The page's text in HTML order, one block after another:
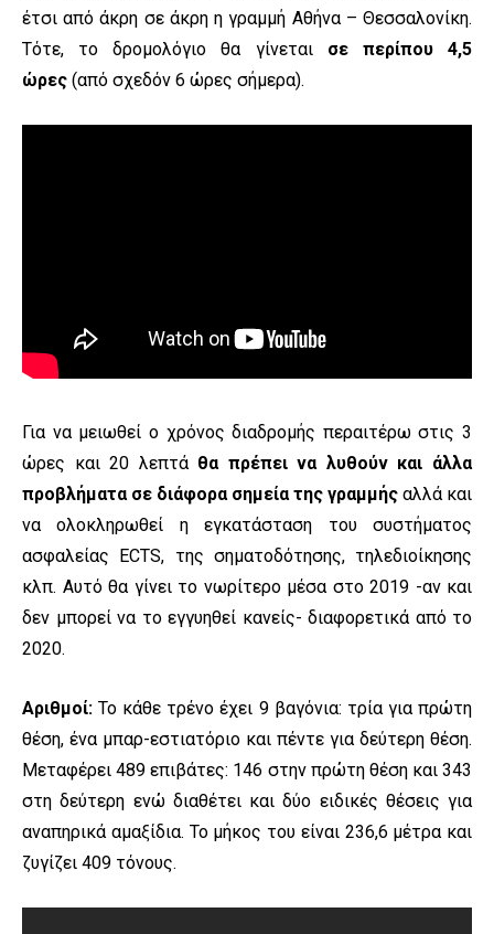
έτσι από άκρη σε άκρη η γραμμή Αθήνα – Θεσσαλονίκη.
Τότε, το δρομολόγιο θα γίνεται σε περίπου 4,5
ώρες (από σχεδόν 6 ώρες σήμερα).
Για να μειωθεί ο χρόνος διαδρομής περαιτέρω στις 3
ώρες και 20 λεπτά θα πρέπει να λυθούν και άλλα
προβλήματα σε διάφορα σημεία της γραμμής αλλά και
να ολοκληρωθεί η εγκατάσταση του συστήματος
ασφαλείας ECTS, της σηματοδότησης, τηλεδιοίκησης
κλπ. Αυτό θα γίνει το νωρίτερο μέσα στο 2019 -αν και
δεν μπορεί να το εγγυηθεί κανείς- διαφορετικά από το
2020.
Αριθμοί: Το κάθε τρένο έχει 9 βαγόνια: τρία για πρώτη
θέση, ένα μπαρ-εστιατόριο και πέντε για δεύτερη θέση.
Μεταφέρει 489 επιβάτες: 146 στην πρώτη θέση και 343
στη δεύτερη ενώ διαθέτει και δύο ειδικές θέσεις για
αναπηρικά αμαξίδια. Το μήκος του είναι 236,6 μέτρα και
ζυγίζει 409 τόνους.